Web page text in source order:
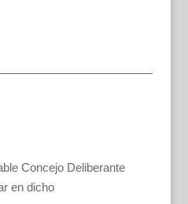
Concejo Deliberante
en dicho